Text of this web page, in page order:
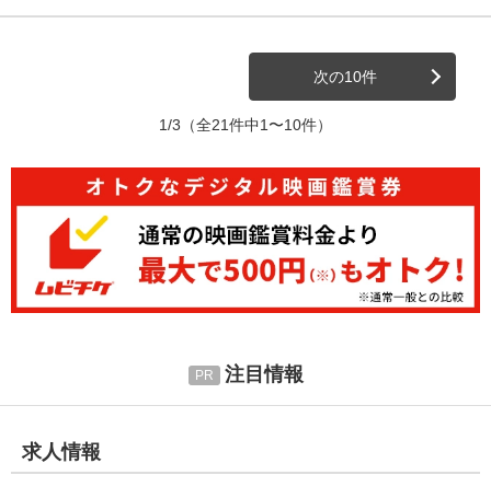
次の10件
1/3 （全21件中1〜10件）
注目情報
求人情報